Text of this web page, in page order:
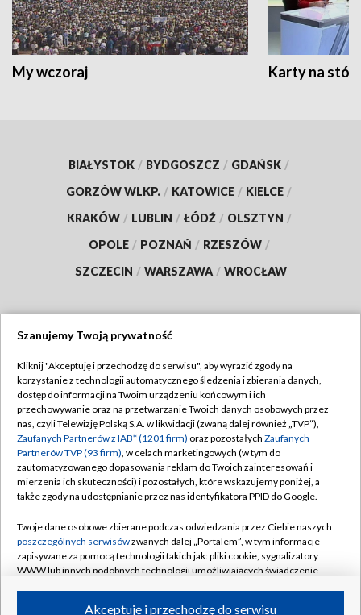
My wczoraj Karty na
BIAŁYSTOK / BYDGOSZCZ / GDAŃSK /
GORZÓW WLKP. / KATOWICE / KIELCE /
KRAKÓW / LUBLIN / ŁÓDŹ / OLSZTYN /
OPOLE / POZNAŃ / RZESZÓW /
SZCZECIN / WARSZAWA / WROCŁAW
TVP
Abonament TVP
Emisja w TVP
Centrum informacji TVP
Naziemna Telewizja Cyfrowa
Rada Programowa
System NOS
Informacje o nadawcy
Regulamin TVP
Polityka prywatności
Moje zgody
Pomoc
Kontakt
Kanały
Szanujemy Twoją prywatność
Kliknij "Akceptuję i przechodzę do serwisu", aby wyrazić zgody na
korzystanie z technologii automatycznego śledzenia i zbierania danych,
dostęp do informacji na Twoim urządzeniu końcowym i ich
przechowywanie oraz na przetwarzanie Twoich danych osobowych przez
nas, czyli Telewizję Polską S.A. w likwidacji (zwaną dalej również „TVP”),
Zaufanych Partnerów z IAB* (1201 firm) oraz pozostałych Zaufanych
Partnerów TVP (93 firm), w celach marketingowych (w tym do
zautomatyzowanego dopasowania reklam do Twoich zainteresowań i
mierzenia ich skuteczności) i pozostałych, które wskazujemy poniżej, a
także zgody na udostępnianie przez nas identyfikatora PPID do Google.
Twoje dane osobowe zbierane podczas odwiedzania przez Ciebie naszych
poszczególnych serwisówzwanych dalej „Portalem”, w tym informacje
zapisywane za pomocą technologii takich jak: pliki cookie, sygnalizatory
WWW lub innych podobnych technologii umożliwiających świadczenie
Akceptuję i przechodzę do serwisu